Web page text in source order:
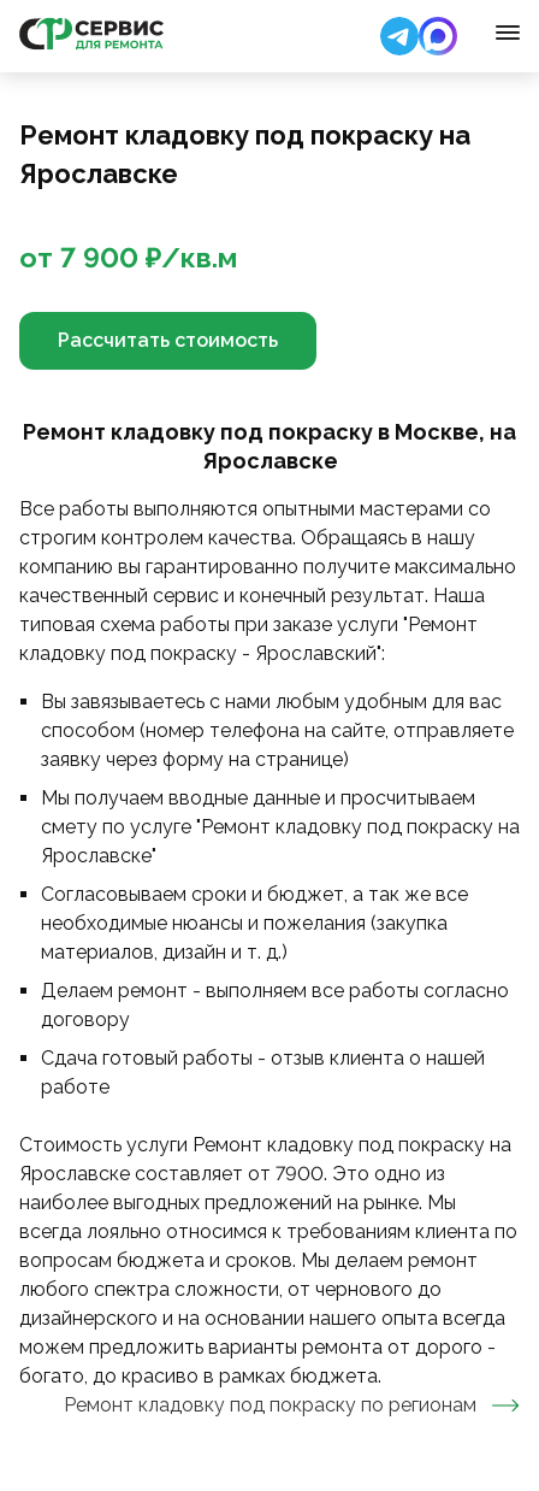
Ремонт кладовку под покраску на
Ярославске
от 7 900 ₽/кв.м
Рассчитать стоимость
Ремонт кладовку под покраску в Москве, на
Ярославске
Все работы выполняются опытными мастерами со
строгим контролем качества. Обращаясь в нашу
компанию вы гарантированно получите максимально
качественный сервис и конечный результат. Наша
типовая схема работы при заказе услуги "Ремонт
кладовку под покраску - Ярославский":
Вы завязываетесь с нами любым удобным для вас
способом (номер телефона на сайте, отправляете
заявку через форму на странице)
Мы получаем вводные данные и просчитываем
смету по услуге "Ремонт кладовку под покраску на
Ярославске"
Согласовываем сроки и бюджет, а так же все
необходимые нюансы и пожелания (закупка
материалов, дизайн и т. д.)
Делаем ремонт - выполняем все работы согласно
договору
Сдача готовый работы - отзыв клиента о нашей
работе
Стоимость услуги Ремонт кладовку под покраску на
Ярославске составляет от 7900. Это одно из
наиболее выгодных предложений на рынке. Мы
всегда лояльно относимся к требованиям клиента по
вопросам бюджета и сроков. Мы делаем ремонт
любого спектра сложности, от чернового до
дизайнерского и на основании нашего опыта всегда
можем предложить варианты ремонта от дорого -
богато, до красиво в рамках бюджета.
Ремонт кладовку под покраску по регионам